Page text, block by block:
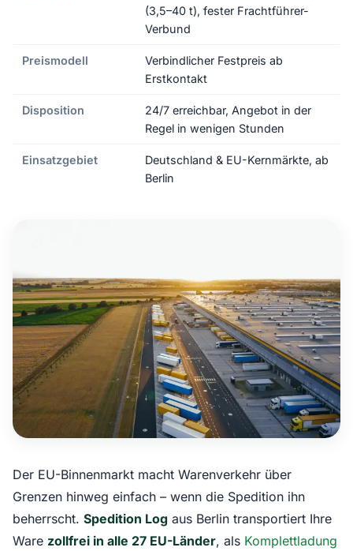
(3,5–40 t), fester Frachtführer-
Verbund
Preismodell
Verbindlicher Festpreis ab
Erstkontakt
Disposition
24/7 erreichbar, Angebot in der
Regel in wenigen Stunden
Einsatzgebiet
Deutschland & EU-Kernmärkte, ab
Berlin
Der EU-Binnenmarkt macht Warenverkehr über
Grenzen hinweg einfach – wenn die Spedition ihn
beherrscht. Spedition Log aus Berlin transportiert Ihre
Ware zollfrei in alle 27 EU-Länder, als Komplettladung